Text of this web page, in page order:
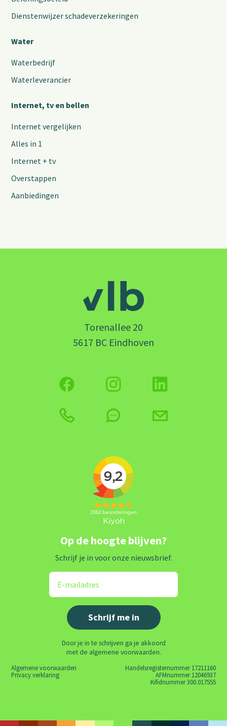
Dienstenwijzer schadeverzekeringen
Water
Waterbedrijf
Waterleverancier
Internet, tv en bellen
Internet vergelijken
Alles in 1
Internet + tv
Overstappen
Aanbiedingen
Torenallee 20
5617 BC Eindhoven
Op de hoogte blijven?
Schrijf je in voor onze nieuwsbrief.
Door je in te schrijven ga je akkoord
met de algemene voorwaarden.
Algemene voorwaarden
Privacy verklaring
Handelsregisternummer 17211160
AFMnummer 12046937
Kifidnummer 300.017555